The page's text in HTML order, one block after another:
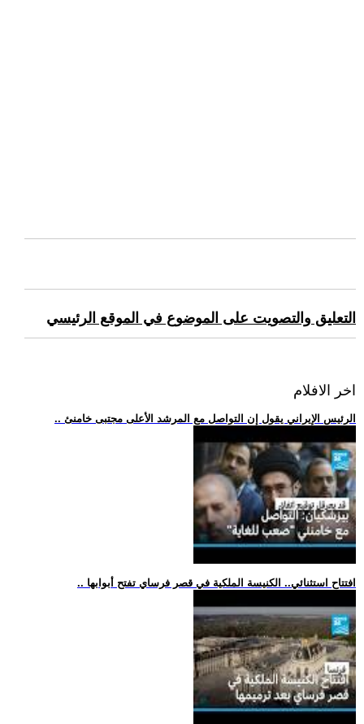
التعليق والتصويت على الموضوع في الموقع الرئيسي
اخر الافلام
.. الرئيس الإيراني يقول إن التواصل مع المرشد الأعلى مجتبى خامنئ
.. افتتاح استثنائي.. الكنيسة الملكية في قصر فرساي تفتح أبوابها